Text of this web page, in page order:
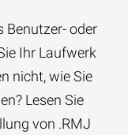
Benutzer- oder
Ihr Laufwerk
nicht, wie Sie
Lesen Sie
von .RMJ